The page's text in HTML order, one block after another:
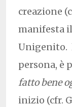
creazione
manifesta
Unigenito.
persona, è
fatto bene
inizio (cfr.